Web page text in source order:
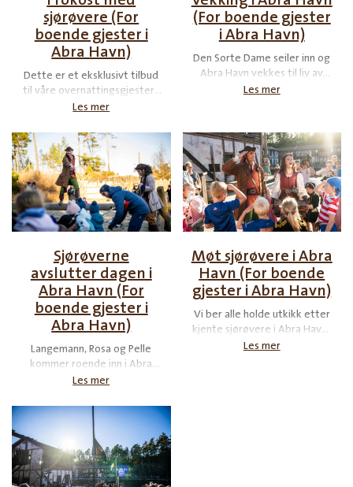
sjørøvere (For
boende gjester i
Abra Havn)
Dette er et eksklusivt tilbud
til våre overnattingsgjester i
Abra Havn. På frokost med
drikke som en ekte sjørøver.
Les mer
(For boende gjester
i Abra Havn)
Den Sorte Dame seiler inn og
Abra Havn vekkes til liv av
Kaptein Sabeltanns sjørøvere
sjørøverdag.
Les mer
Sjørøverne
avslutter dagen i
Abra Havn (For
boende gjester i
Abra Havn)
Langemann, Rosa og Pelle
kommer roende inn i Abra
Havn. På Ildprøveplassen viser
drømmer om å få seile med
Den Sorte Dame må trene på.
Langemann forteller om noen
av sine bragder på De Syv
Hav. Kvelden avsluttes på
Kongens Torg der de minste
Les mer
Møt sjørøvere i Abra
Havn (For boende
gjester i Abra Havn)
Vi ber alle holde utkikk etter
kjente sjørøvere i Abra Havns
smau og gater. Det kan hende
Les mer